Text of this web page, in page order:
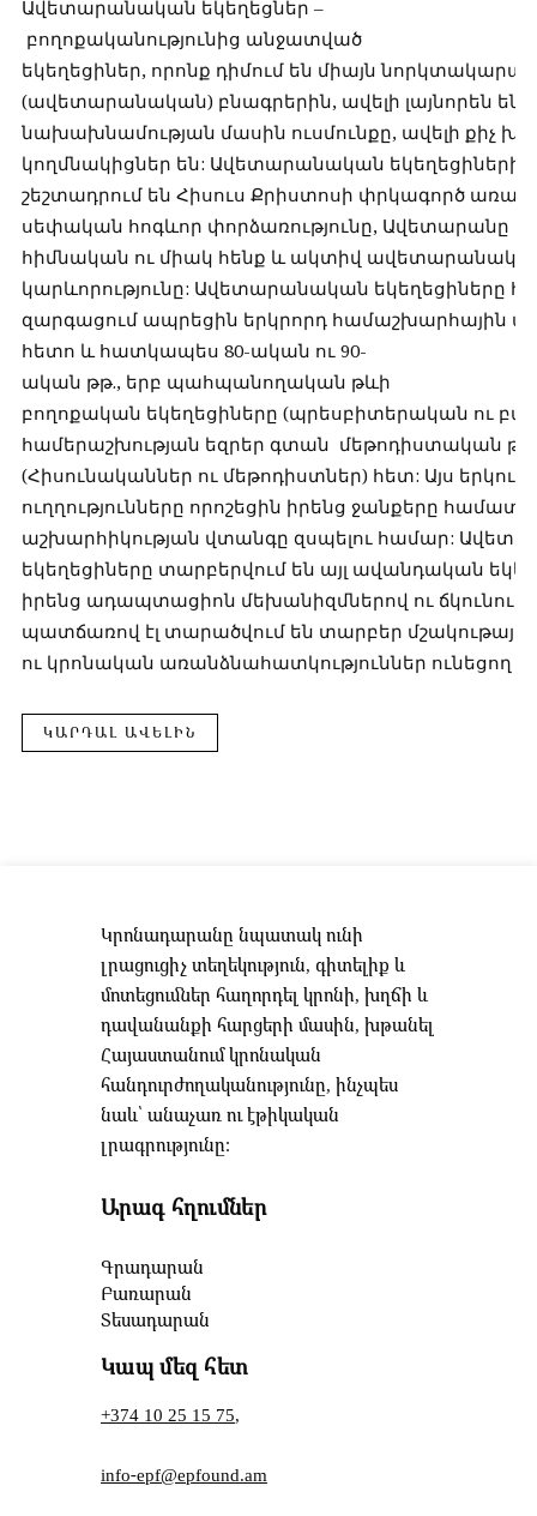
Ավետարանական եկեղեցներ –
բողոքականությունից անջատված
եկեղեցիներ, որոնք դիմում են միայն
(ավետարանական) բնագրերին, ավելի լայնորեն են
նախախնամության մասին ուսմունքը, ավելի քիչ
կողմնակիցներ են: Ավետարանական եկեղեցիների
շեշտադրում են Հիսուս Քրիստոսի փրկագործ
սեփական հոգևոր փորձառությունը, Ավետարանը
հիմնական ու միակ հենք և ակտիվ
կարևորությունը: Ավետարանական եկեղեցիները
զարգացում ապրեցին երկրորդ համաշխարհային
հետո և հատկապես 80-ական ու 90-
ական թթ., երբ պահպանողական թևի
բողոքական եկեղեցիները (պրեսբիտերական ու
համերաշխության եզրեր գտան մեթոդիստական
(Հիսունականներ ու մեթոդիստներ) հետ: Այս երկու
ուղղությունները որոշեցին իրենց ջանքերը
աշխարհիկության վտանգը զսպելու համար:
եկեղեցիները տարբերվում են այլ ավանդական
իրենց ադապտացիոն մեխանիզմներով ու
պատճառով էլ տարածվում են տարբեր մշակութային
ու կրոնական առանձնահատկություններ ունեցող
ԿԱՐԴԱԼ ԱՎԵԼԻՆ
Կրոնադարանը նպատակ ունի
լրացուցիչ տեղեկություն, գիտելիք և
մոտեցումներ հաղորդել կրոնի, խղճի և
դավանանքի հարցերի մասին, խթանել
Հայաստանում կրոնական
հանդուրժողականությունը, ինչպես
նաև՝ անաչառ ու էթիկական
լրագրությունը։
Արագ հղումներ
Գրադարան
Բառարան
Տեսադարան
Կապ մեզ հետ
+374 10 25 15 75,
info-epf@epfound.am